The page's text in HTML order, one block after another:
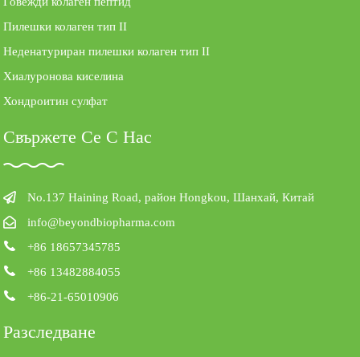
Пилешки колаген тип II
Неденатуриран пилешки колаген тип II
Хиалуронова киселина
Хондроитин сулфат
Свържете Се С Нас
No.137 Haining Road, район Hongkou, Шанхай, Китай
info@beyondbiopharma.com
+86 18657345785
+86 13482884055
+86-21-65010906
Разследване